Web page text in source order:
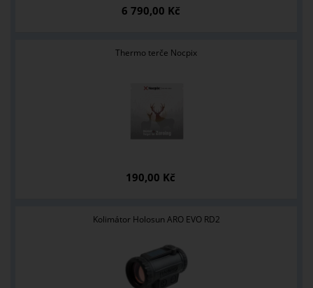
6 790,00 Kč
Thermo terče Nocpix
190,00 Kč
Kolimátor Holosun ARO EVO RD2